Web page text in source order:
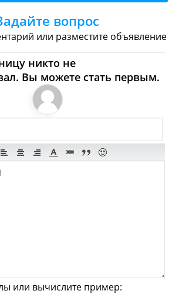
Супермаркеты
Центры
Где купить?
Шоппинг
Булочные
Торговые Центры
Галлереи Церкви
вопрос
или разместите объявление
никто не
Вы можете стать первым.
или вычислите пример: